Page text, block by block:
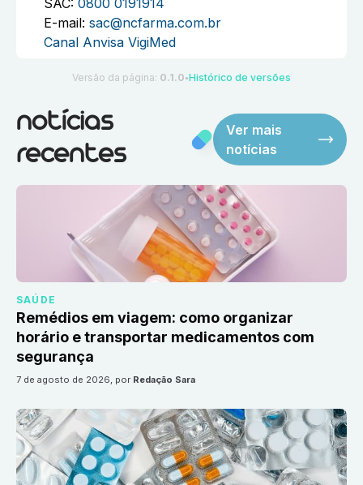
SAC: 0800 0191914
E-mail: sac@ncfarma.com.br
Canal Anvisa VigiMed
Versão da página: 0.1.0 ●Histórico de versões
notícias
recentes
Ver mais
notícias
SAÚDE
Remédios em viagem: como organizar
horário e transportar medicamentos com
segurança
7 de agosto de 2026, por Redação Sara